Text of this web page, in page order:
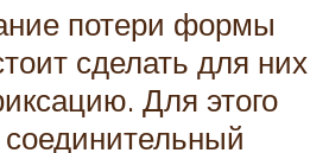
потери формы
сделать для них
Для этого